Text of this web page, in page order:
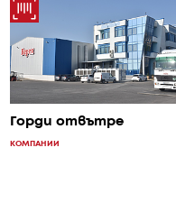
Горди отвътре
КОМПАНИИ